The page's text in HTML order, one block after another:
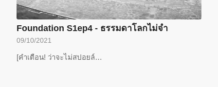
Foundation S1ep4 - ธรรมดาโลกไม่จำ
09/10/2021
[คำเตือน! ว่าจะไม่สปอยล์…